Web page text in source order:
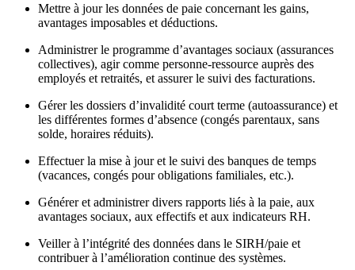
Mettre à jour les données de paie concernant les gains,
avantages imposables et déductions.
Administrer le programme d’avantages sociaux (assurances
collectives), agir comme personne-ressource auprès des
employés et retraités, et assurer le suivi des facturations.
Gérer les dossiers d’invalidité court terme (autoassurance) et
les différentes formes d’absence (congés parentaux, sans
solde, horaires réduits).
Effectuer la mise à jour et le suivi des banques de temps
(vacances, congés pour obligations familiales, etc.).
Générer et administrer divers rapports liés à la paie, aux
avantages sociaux, aux effectifs et aux indicateurs RH.
Veiller à l’intégrité des données dans le SIRH/paie et
contribuer à l’amélioration continue des systèmes.